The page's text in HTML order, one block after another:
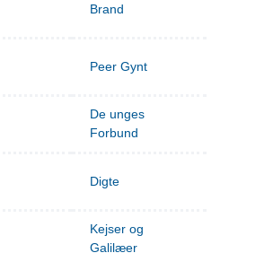
Brand
Peer Gynt
De unges
Forbund
Digte
Kejser og
Galilæer